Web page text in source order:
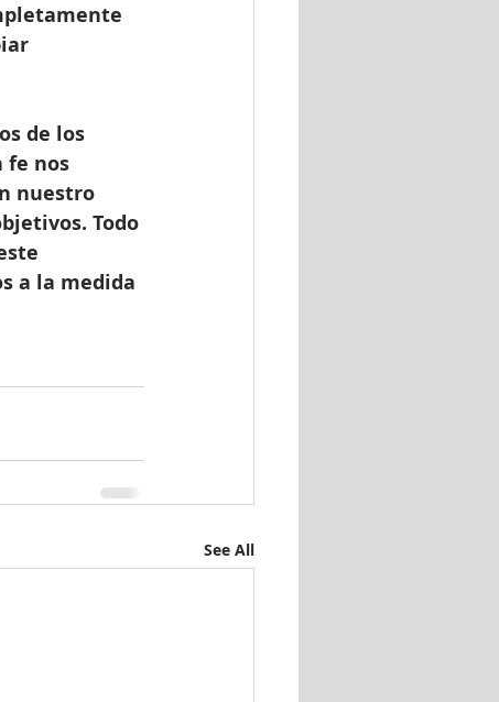
de los
fe nos
nuestro
Todo
a la medida
See All